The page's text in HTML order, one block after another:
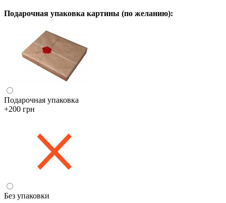
Подарочная упаковка картины (по желанию):
Подарочная упаковка
+200 грн
Без упаковки